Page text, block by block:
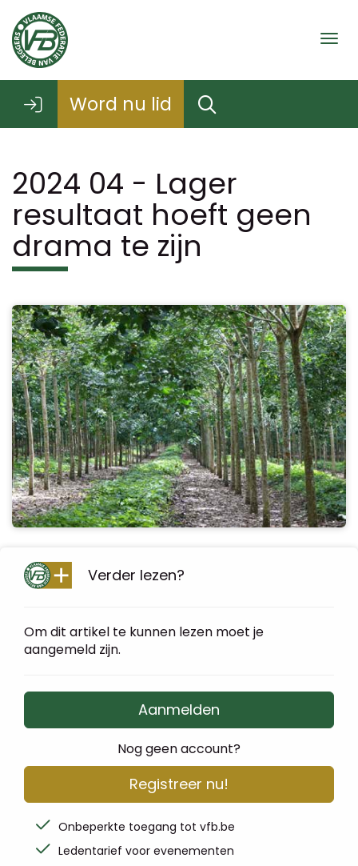
Word nu lid
2024 04 - Lager
resultaat hoeft geen
drama te zijn
Verder lezen?
Om dit artikel te kunnen lezen moet je
aangemeld zijn.
Aanmelden
Nog geen account?
Registreer nu!
Onbeperkte toegang tot vfb.be
Ledentarief voor evenementen